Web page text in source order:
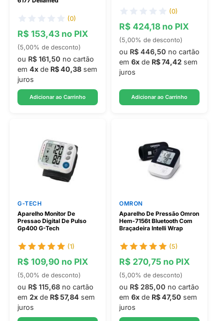
(0)
R$ 153,43 no PIX
(5,00% de desconto)
ou R$ 161,50 no cartão
em 4x de R$ 40,38 sem
juros
Adicionar ao Carrinho
(0)
R$ 424,18 no PIX
(5,00% de desconto)
ou R$ 446,50 no cartão
em 6x de R$ 74,42 sem
juros
Adicionar ao Carrinho
G-TECH
Aparelho Monitor De
Pressao Digital De Pulso
Gp400 G-Tech
(1)
R$ 109,90 no PIX
(5,00% de desconto)
ou R$ 115,68 no cartão
em 2x de R$ 57,84 sem
juros
OMRON
Aparelho De Pressão Omron
Hem-7156t Bluetooth Com
Braçadeira Intelli Wrap
(5)
R$ 270,75 no PIX
(5,00% de desconto)
ou R$ 285,00 no cartão
em 6x de R$ 47,50 sem
juros